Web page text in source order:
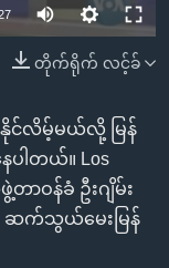
တိုက်ရိုက် လင့်ခ်
လိမ့်မယ်လို့ မြန်
ပါတယ်။ Los
တာဝန်ခံ ဦးဂျိမ်း
ဆက်သွယ်မေးမြန်